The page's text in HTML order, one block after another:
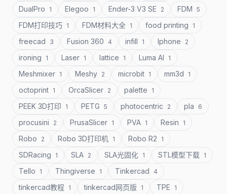
DualPro 1 Elegoo 1 Ender-3 V3 SE 2 FDM 5
FDM打印技巧 1 FDM材料大全 1 food printing 1
freecad 3 Fusion 360 4 infill 1 Iphone 2
ironing 1 Laser 1 lattice 1 Luma AI 1
Meshmixer 1 Meshy 2 microbit 1 mm3d 1
octoprint 1 OrcaSlicer 2 palette 1
PEEK 3D打印 1 PETG 5 photocentric 2 pla 6
procusini 2 PrusaSlicer 1 PVA 1 Resin 1
Robo 2 Robo 3D打印机 1 Robo R2 1
SDRacing 1 SLA 2 SLA光固化 1 STL模型下载 1
Tello 1 Thingiverse 1 Tinkercad 4
tinkercad教程 1 tinkercad网页版 1 TPE 1